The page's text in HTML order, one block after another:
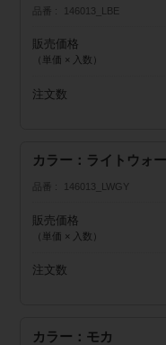
品番 146013_LBE
販売価格
（単価 × 入数）
注文数
カラー：ライトウォ
品番 146013_LWGY
販売価格
（単価 × 入数）
注文数
カラー：モカ